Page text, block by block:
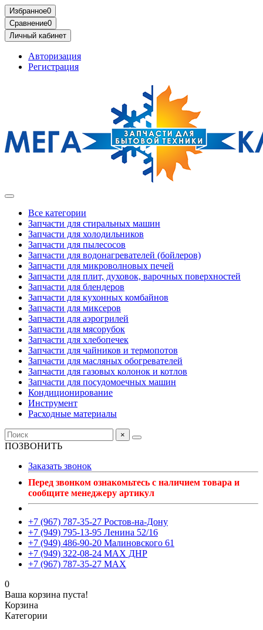
Избранное0
Сравнение0
Личный кабинет
Авторизация
Регистрация
Все категории
Запчасти для стиральных машин
Запчасти для холодильников
Запчасти для пылесосов
Запчасти для водонагревателей (бойлеров)
Запчасти для микроволновых печей
Запчасти для плит, духовок, варочных поверхностей
Запчасти для блендеров
Запчасти для кухонных комбайнов
Запчасти для миксеров
Запчасти для аэрогрилей
Запчасти для мясорубок
Запчасти для хлебопечек
Запчасти для чайников и термопотов
Запчасти для масляных обогревателей
Запчасти для газовых колонок и котлов
Запчасти для посудомоечных машин
Кондиционирование
Инструмент
Расходные материалы
×
ПОЗВОНИТЬ
Заказать звонок
Перед звонком ознакомьтесь с наличием товара и
сообщите менеджеру артикул
+7 (967) 787-35-27 Ростов-на-Дону
+7 (949) 795-13-95 Ленина 52/16
+7 (949) 486-90-20 Малиновского 61
+7 (949) 322-08-24 MAX ДНР
+7 (967) 787-35-27 MAX
0
Ваша корзина пуста!
Корзина
Категории